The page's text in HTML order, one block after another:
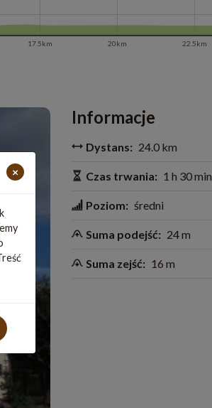
×
17.5km 20km 22.5km
Informacje
Dystans: 24.0 km
Czas trwania: 1 h 30 min
Poziom: średni
Suma podejść: 24 m
Suma zejść: 16 m